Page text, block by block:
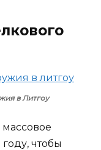
в Литгоу
чтобы